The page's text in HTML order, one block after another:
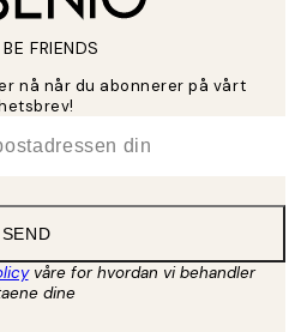
BE FRIENDS
nå når du abonnerer på vårt
SEND
våre for hvordan vi behandler
dine